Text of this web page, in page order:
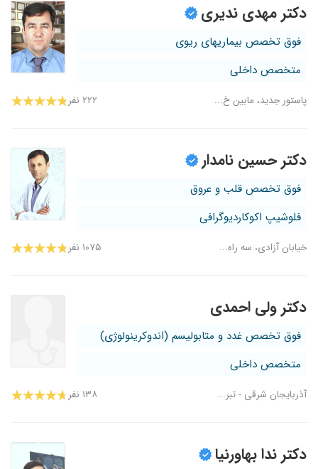
دکتر مهدی ندیری
فوق تخصص بیماریهای ریوی
متخصص داخلی
پاستور جدید، مابین خ... ۲۲۲ نفر
دکتر حسین نامدار
فوق تخصص قلب و عروق
فلوشیپ اکوکاردیوگرافی
خیابان آزادی، سه راه... ۱۰۷۵ نفر
دکتر ولی احمدی
فوق تخصص غدد و متابولیسم (اندوکرینولوژی)
متخصص داخلی
آذربایجان شرقی - تبر... ۱۳۸ نفر
دکتر ندا بهاورنیا